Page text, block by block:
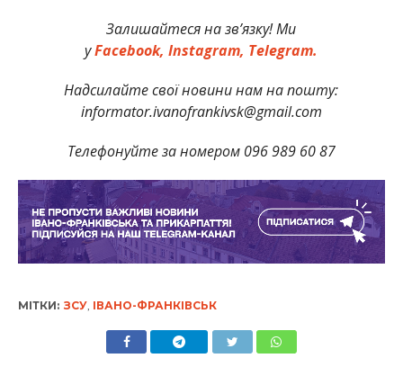
Залишайтеся на зв’язку! Ми
уFacebook, Instagram, Telegram.
Надсилайте свої новини нам на пошту:
informator.ivanofrankivsk@gmail.com
Телефонуйте за номером 096 989 60 87
МІТКИ: ЗСУ, ІВАНО-ФРАНКІВСЬК